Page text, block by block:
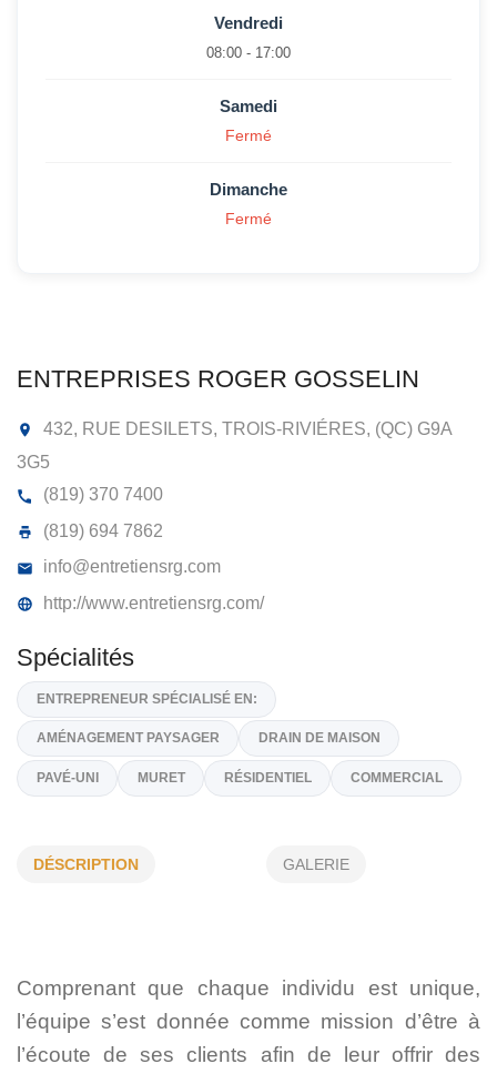
ENTREPRISES ROGER GOSSELIN
432, RUE DESILETS, TROIS-RIVIÉRES, (QC)
(819) 694 7862
info@entretiensrg.com
http://www.entretiensrg.com/
Spécialités
PAVÉ-UNI MURET RÉSIDENTIEL COMMERCIAL
DÉSCRIPTION GALERIE
Comprenant que chaque individu est unique,
l’équipe s’est donnée comme mission d’être à
l’écoute de ses clients afin de leur offrir des
Vendredi
08:00 - 17:00
Samedi
Fermé
Dimanche
Fermé